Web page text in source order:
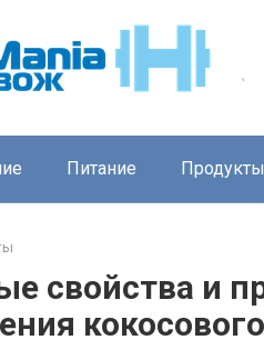
Питание Продукты
свойства и